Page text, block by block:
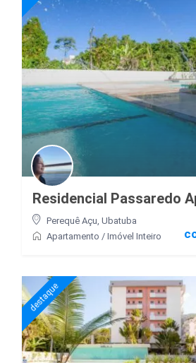
Residencial Passaredo
Perequê Açu Ubatuba
Apartamento / Imóvel Inteiro
destaque